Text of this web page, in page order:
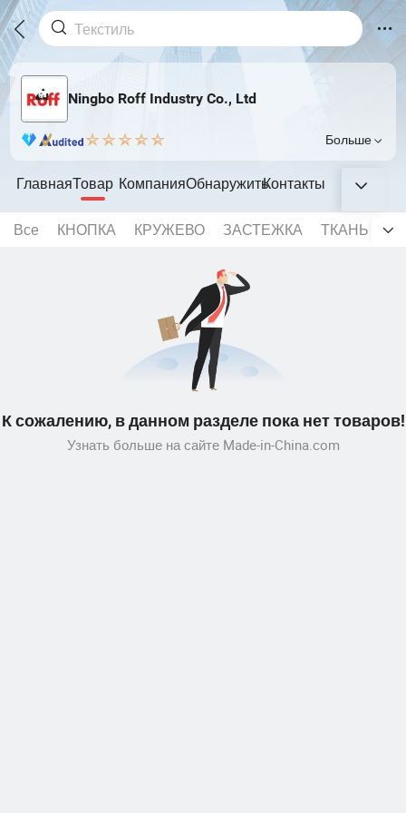
Ningbo Roff Industry Co., Ltd
Больше
ГлавнаяТовар КомпанияОбнаружитьКонтакты
Все КНОПКА КРУЖЕВО ЗАСТЕЖКА ТКАНЬ
К сожалению, в данном разделе пока нет товаров!
Узнать больше на сайте Made-in-China.com